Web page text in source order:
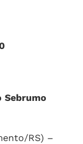
Sebrumo
RS) –